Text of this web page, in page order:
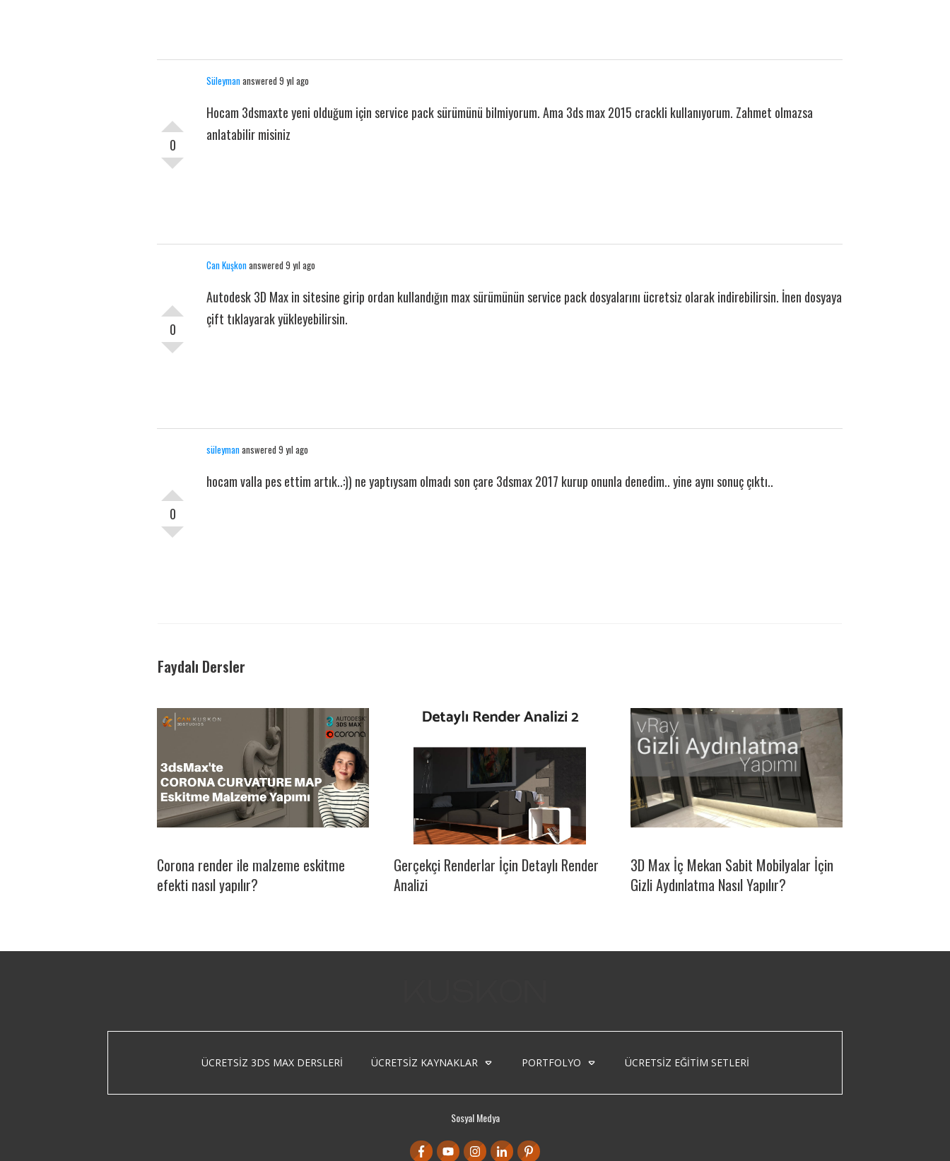
0
Süleymananswered 9 yıl ago
Hocam 3dsmaxte yeni olduğum için service pack sürümünü bilmiyorum. Ama 3ds max 2015 crackli kullanıyorum. Zahmet olmazsa
anlatabilir misiniz
0
Can Kuşkonanswered 9 yıl ago
Autodesk 3D Max in sitesine girip ordan kullandığın max sürümünün service pack dosyalarını ücretsiz olarak indirebilirsin. İnen dosyaya
çift tıklayarak yükleyebilirsin.
0
süleymananswered 9 yıl ago
hocam valla pes ettim artık..:)) ne yaptıysam olmadı son çare 3dsmax 2017 kurup onunla denedim.. yine aynı sonuç çıktı..
Faydalı Dersler
Corona render ile malzeme eskitme
efekti nasıl yapılır?
Gerçekçi Renderlar İçin Detaylı Render
Analizi
3D Max İç Mekan Sabit Mobilyalar İçin
Gizli Aydınlatma Nasıl Yapılır?
ÜCRETSIZ 3DS MAX DERSLERI ÜCRETSIZ KAYNAKLAR PORTFOLYO ÜCRETSIZ EĞITIM SETLERI
Sosyal Medya